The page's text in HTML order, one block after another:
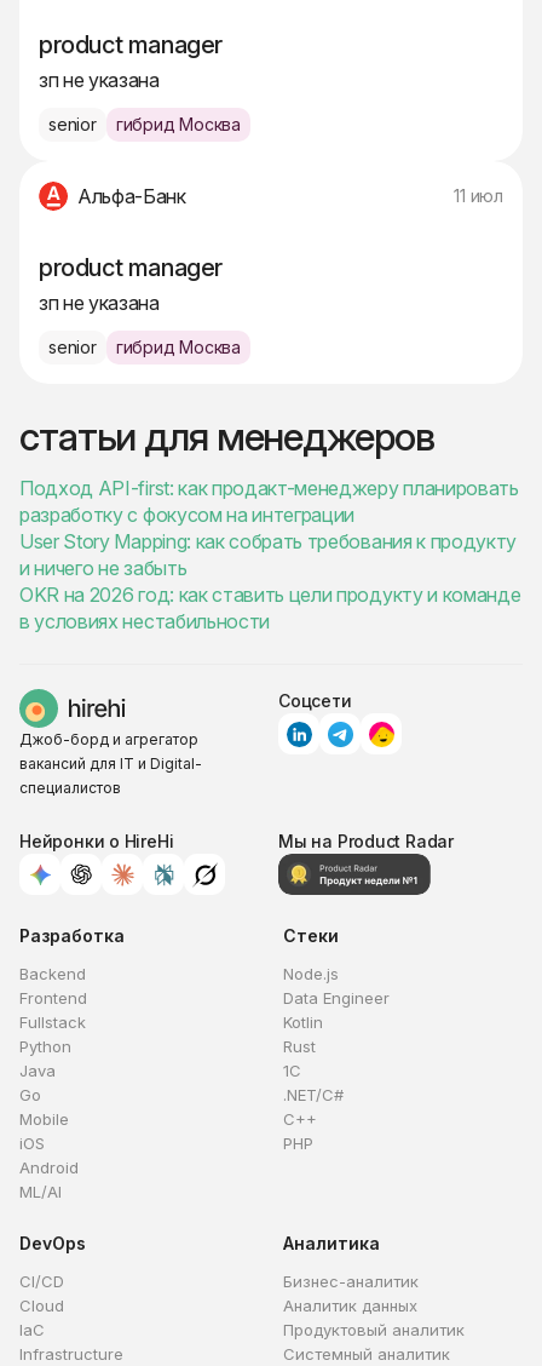
product manager
зп не указана
senior гибрид Москва
Альфа-Банк 11 июл
product manager
зп не указана
senior гибрид Москва
статьи для менеджеров
Подход API-first: как продакт-менеджеру планировать
разработку с фокусом на интеграции
User Story Mapping: как собрать требования к продукту
и ничего не забыть
OKR на 2026 год: как ставить цели продукту и команде
в условиях нестабильности
Джоб-борд и агрегатор
вакансий для IT и Digital-
специалистов
Соцсети
Нейронки о HireHi Мы на Product Radar
Разработка
Backend
Frontend
Fullstack
Python
Java
Go
Mobile
iOS
Android
ML/AI
Стеки
Node.js
Data Engineer
Kotlin
Rust
1C
.NET/C#
C++
PHP
DevOps
CI/CD
Cloud
IaC
Infrastructure
Аналитика
Бизнес-аналитик
Аналитик данных
Продуктовый аналитик
Системный аналитик